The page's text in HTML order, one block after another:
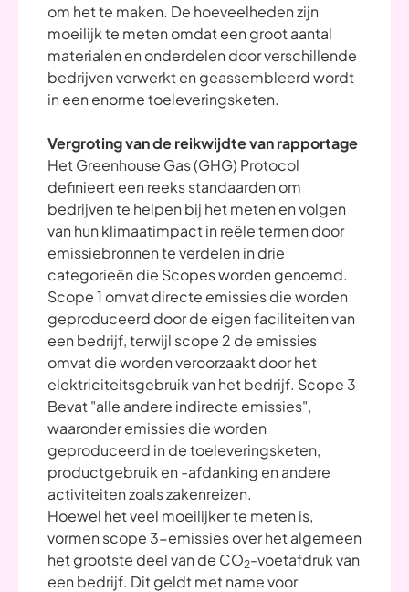
om het te maken. De hoeveelheden zijn
moeilijk te meten omdat een groot aantal
materialen en onderdelen door verschillende
bedrijven verwerkt en geassembleerd wordt
in een enorme toeleveringsketen.
Vergroting van de reikwijdte van rapportage
Het Greenhouse Gas (GHG) Protocol
definieert een reeks standaarden om
bedrijven te helpen bij het meten en volgen
van hun klimaatimpact in reële termen door
emissiebronnen te verdelen in drie
categorieën die Scopes worden genoemd.
Scope 1 omvat directe emissies die worden
geproduceerd door de eigen faciliteiten van
een bedrijf, terwijl scope 2 de emissies
omvat die worden veroorzaakt door het
elektriciteitsgebruik van het bedrijf. Scope 3
Bevat "alle andere indirecte emissies",
waaronder emissies die worden
geproduceerd in de toeleveringsketen,
productgebruik en -afdanking en andere
activiteiten zoals zakenreizen.
Hoewel het veel moeilijker te meten is,
vormen scope 3-emissies over het algemeen
het grootste deel van de CO2-voetafdruk van
een bedrijf. Dit geldt met name voor